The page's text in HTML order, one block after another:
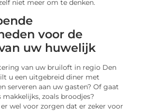
niet meer om te denken.
voor de
uw huwelijk
van uw bruiloft in regio Den
u een uitgebreid diner met
serveren aan uw gasten? Of gaat
zoals broodjes?
wel voor zorgen dat er zeker voor